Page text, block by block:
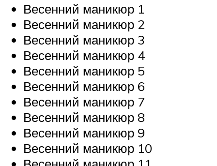
Весенний маникюр 1
Весенний маникюр 2
Весенний маникюр 3
Весенний маникюр 4
Весенний маникюр 5
Весенний маникюр 6
Весенний маникюр 7
Весенний маникюр 8
Весенний маникюр 9
Весенний маникюр 10